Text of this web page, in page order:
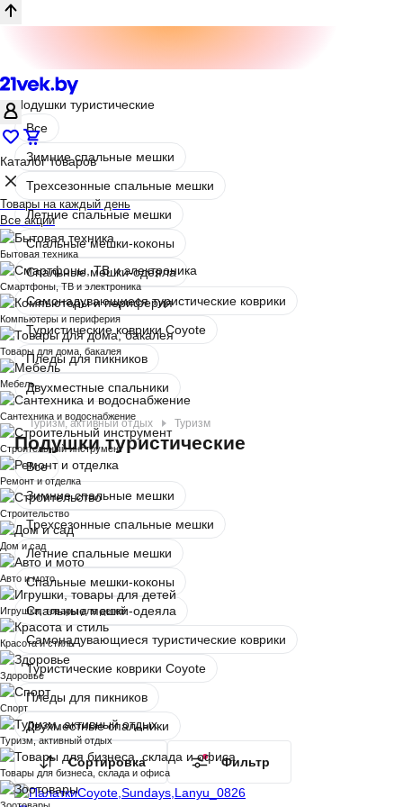
Каталог товаров
Товары на каждый день
Все акции
Бытовая техника
Смартфоны, ТВ и электроника
Компьютеры и периферия
Товары для дома, бакалея
Мебель
Сантехника и водоснабжение
Строительный инструмент
Ремонт и отделка
Строительство
Дом и сад
Авто и мото
Игрушки, товары для детей
Красота и стиль
Здоровье
Спорт
Туризм, активный отдых
Товары для бизнеса, склада и офиса
Подушки туристические
Все
Зимние спальные мешки
Трехсезонные спальные мешки
Летние спальные мешки
Спальные мешки-коконы
Спальные мешки-одеяла
Самонадувающиеся туристические коврики
Туристические коврики Coyote
Пледы для пикников
Двухместные спальники
Туризм
Туризм, активный отдых
Подушки туристические
Все
Зимние спальные мешки
Трехсезонные спальные мешки
Летние спальные мешки
Спальные мешки-коконы
Спальные мешки-одеяла
Самонадувающиеся туристические коврики
Туристические коврики Coyote
Пледы для пикников
Двухместные спальники
Сортировка Фильтр